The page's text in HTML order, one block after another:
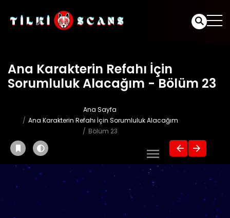
Ana Karakterin Refahı İçin
Sorumluluk Alacağım - Bölüm 23
Ana Sayfa
Ana Karakterin Refahı İçin Sorumluluk Alacağım
Bölüm 23